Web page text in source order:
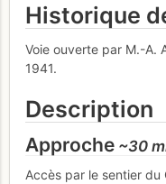
Historique
Voie ouverte par M.-A.
1941.
Description
Approche ~30
Accès par le sentier du